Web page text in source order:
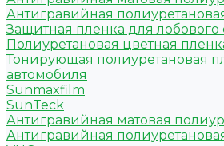
Антигравийная
Защитная пленка для лобового
Полиуретановая цветная
Тонирующая полиуретановая
автомобиля
Sunmaxfilm
SunTeck
Антигравийная матовая
Антигравийная